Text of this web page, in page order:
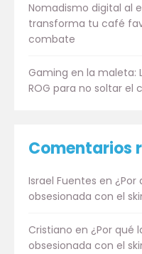
Nomadismo digital al
transforma tu café
combate
Gaming en la maleta:
ROG para no soltar el
Comentarios
Israel Fuentes en ¿Por
obsesionada con el
Cristiano en ¿Por qué
obsesionada con el